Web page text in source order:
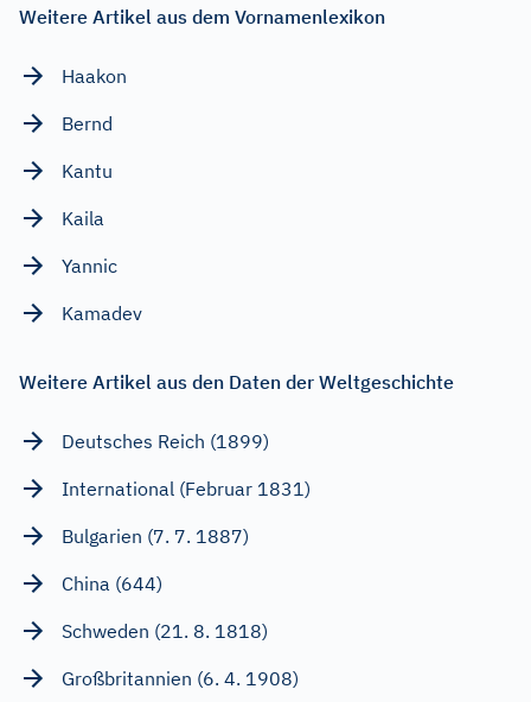
Weitere Artikel aus dem Vornamenlexikon
Haakon
Bernd
Kantu
Kaila
Yannic
Kamadev
Weitere Artikel aus den Daten der Weltgeschichte
Deutsches Reich (1899)
International (Februar 1831)
Bulgarien (7. 7. 1887)
China (644)
Schweden (21. 8. 1818)
Großbritannien (6. 4. 1908)